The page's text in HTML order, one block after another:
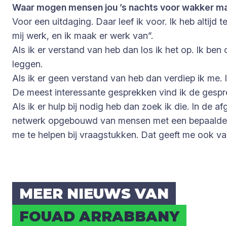
Waar mogen mensen jou ’s nachts voor wakker
Voor een uitdaging. Daar leef ik voor. Ik heb altijd
mij werk, en ik maak er werk van”.
Als ik er verstand van heb dan los ik het op. Ik ben
leggen.
Als ik er geen verstand van heb dan verdiep ik
De meest interessante gesprekken vind ik de
Als ik er hulp bij nodig heb dan zoek ik die. In de
netwerk opgebouwd van mensen met een
me te helpen bij vraagstukken. Dat geeft me ook
MEER NIEUWS VAN
FOU­AD ARRAB­BA­NY